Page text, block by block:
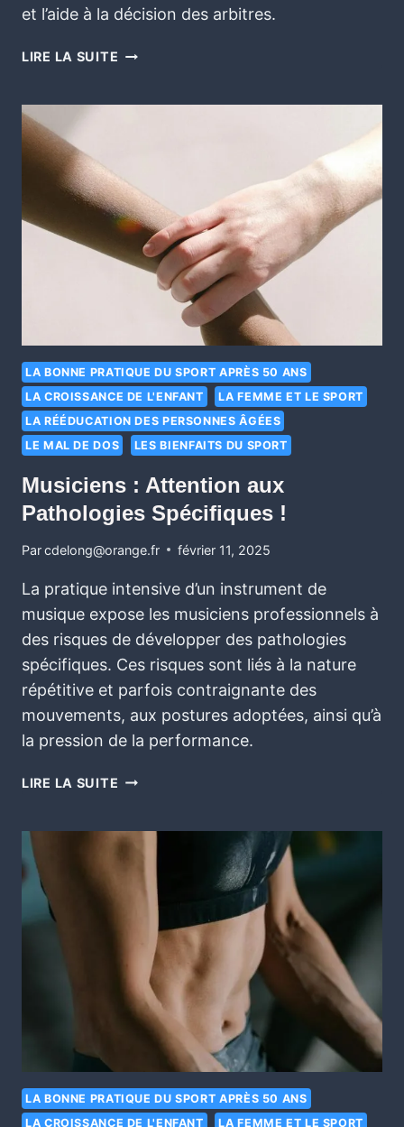
et l’aide à la décision des arbitres.
LIRE LA SUITE
LA BONNE PRATIQUE DU SPORT APRÈS 50 ANS
LA CROISSANCE DE L'ENFANT
LA FEMME ET LE SPORT
LA RÉÉDUCATION DES PERSONNES ÂGÉES
LE MAL DE DOS
LES BIENFAITS DU SPORT
Musiciens : Attention aux
Pathologies Spécifiques !
Parcdelong@orange.fr février 11, 2025
La pratique intensive d’un instrument de
musique expose les musiciens professionnels à
des risques de développer des pathologies
spécifiques. Ces risques sont liés à la nature
répétitive et parfois contraignante des
mouvements, aux postures adoptées, ainsi qu’à
la pression de la performance.
LIRE LA SUITE
LA BONNE PRATIQUE DU SPORT APRÈS 50 ANS
LA CROISSANCE DE L'ENFANT
LA FEMME ET LE SPORT